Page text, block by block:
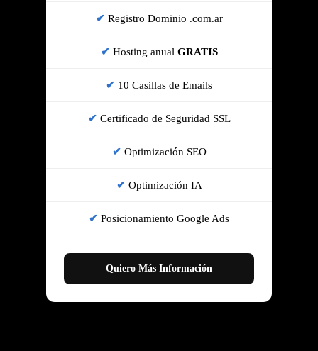
Registro Dominio .com.ar
Hosting anual GRATIS
10 Casillas de Emails
Certificado de Seguridad SSL
Optimización SEO
Optimización IA
Posicionamiento Google Ads
Quiero Más Información